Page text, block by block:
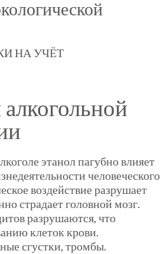
НА УЧЁТ
этанол пагубно влияет
человеческого
воздействие разрушает
страдает головной мозг.
разрушаются, что
клеток крови.
сгустки, тромбы.